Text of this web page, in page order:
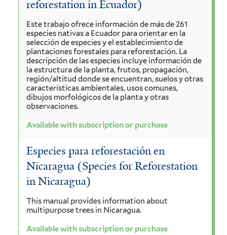
reforestation in Ecuador)
Este trabajo ofrece información de más de 261
especies nativas a Ecuador para orientar en la
selección de especies y el establecimiento de
plantaciones forestales para reforestación. La
descripción de las especies incluye información de
la estructura de la planta, frutos, propagación,
región/altitud donde se encuentran, suelos y otras
características ambientales, usos comunes,
dibujos morfológicos de la planta y otras
observaciones.
Available with subscription or purchase
Especies para reforestación en
Nicaragua (Species for Reforestation
in Nicaragua)
This manual provides information about
multipurpose trees in Nicaragua.
Available with subscription or purchase